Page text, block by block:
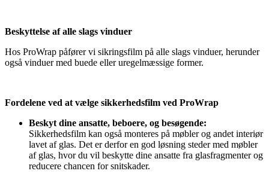
Beskyttelse af alle slags vinduer
Hos ProWrap påfører vi sikringsfilm på alle slags vinduer, herunder
også vinduer med buede eller uregelmæssige former.
Fordelene ved at vælge sikkerhedsfilm ved ProWrap
Beskyt dine ansatte, beboere, og besøgende:
Sikkerhedsfilm kan også monteres på møbler og andet interiør
lavet af glas. Det er derfor en god løsning steder med møbler
af glas, hvor du vil beskytte dine ansatte fra glasfragmenter og
reducere chancen for snitskader.